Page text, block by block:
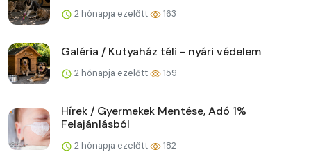
2 hónapja ezelőtt 163
Galéria / Kutyaház téli - nyári védelem
2 hónapja ezelőtt 159
Hírek / Gyermekek Mentése, Adó 1%
Felajánlásból
2 hónapja ezelőtt 182